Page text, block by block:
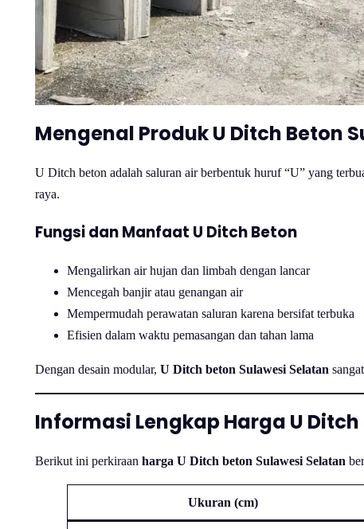
Mengenal Produk U Ditch Beton
U Ditch beton adalah saluran air berbentuk huruf “U” yang
raya.
Fungsi dan Manfaat U Ditch Beton
Mengalirkan air hujan dan limbah dengan lancar
Mencegah banjir atau genangan air
Mempermudah perawatan saluran karena bersifat terbuka
Efisien dalam waktu pemasangan dan tahan lama
Dengan desain modular, U Ditch beton Sulawesi Selatan
Informasi Lengkap Harga U
Berikut ini perkiraan harga U Ditch beton Sulawesi Selatan
Ukuran (cm)